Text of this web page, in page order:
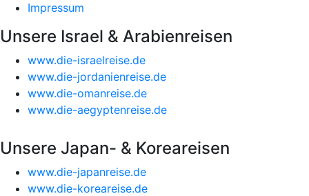
Impressum
Unsere Israel & Arabienreisen
www.die-israelreise.de
www.die-jordanienreise.de
www.die-omanreise.de
www.die-aegyptenreise.de
Unsere Japan- & Koreareisen
www.die-japanreise.de
www.die-koreareise.de